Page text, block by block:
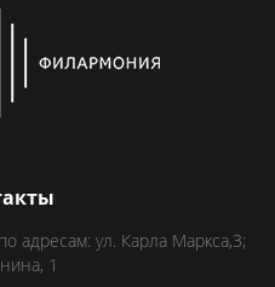
адресам: ул. Карла Маркса,3;
1